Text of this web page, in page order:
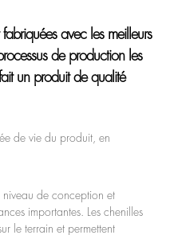
fabriquées avec les meilleurs
de production les
un produit de qualité
de vie du produit, en
de conception et
importantes. Les chenilles
le terrain et permettent